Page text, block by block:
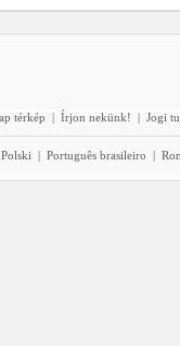
térkép | Írjon nekünk! | Jogi
Polski | Português brasileiro |